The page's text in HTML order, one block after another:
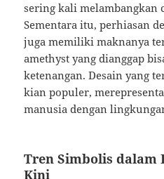
sering kali melambangkan
Sementara itu, perhiasan
juga memiliki maknanya
amethyst yang dianggap
ketenangan. Desain yang
kian populer,
manusia dengan
Tren Simbolis dalam
Kini